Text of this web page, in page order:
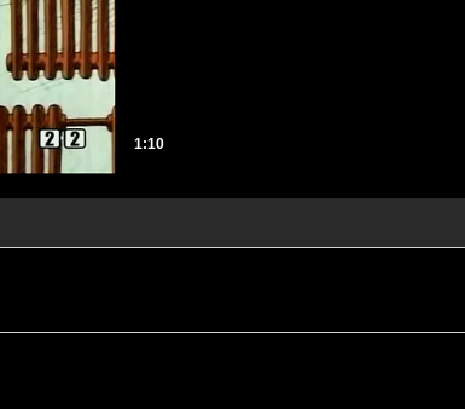
1:10